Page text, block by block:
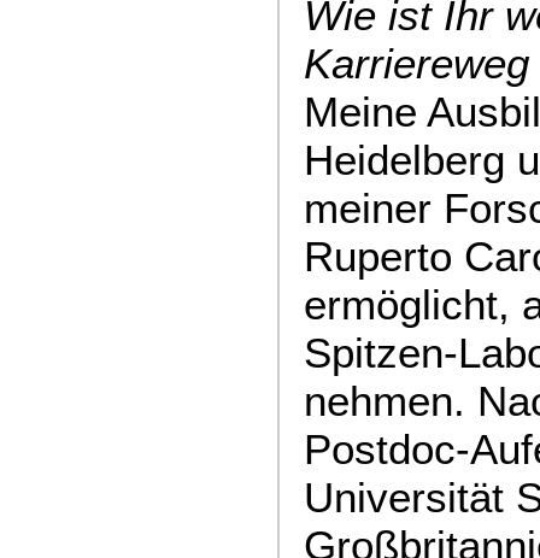
Wie ist Ihr
Meine
Heidelberg
meiner
Ruperto
ermöglicht,
Spitzen-
nehmen.
Postdoc-
Universität